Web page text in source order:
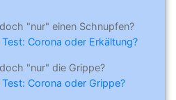
"nur" einen Schnupfen?
Test: Corona oder Erkältung?
"nur" die Grippe?
Test: Corona oder Grippe?